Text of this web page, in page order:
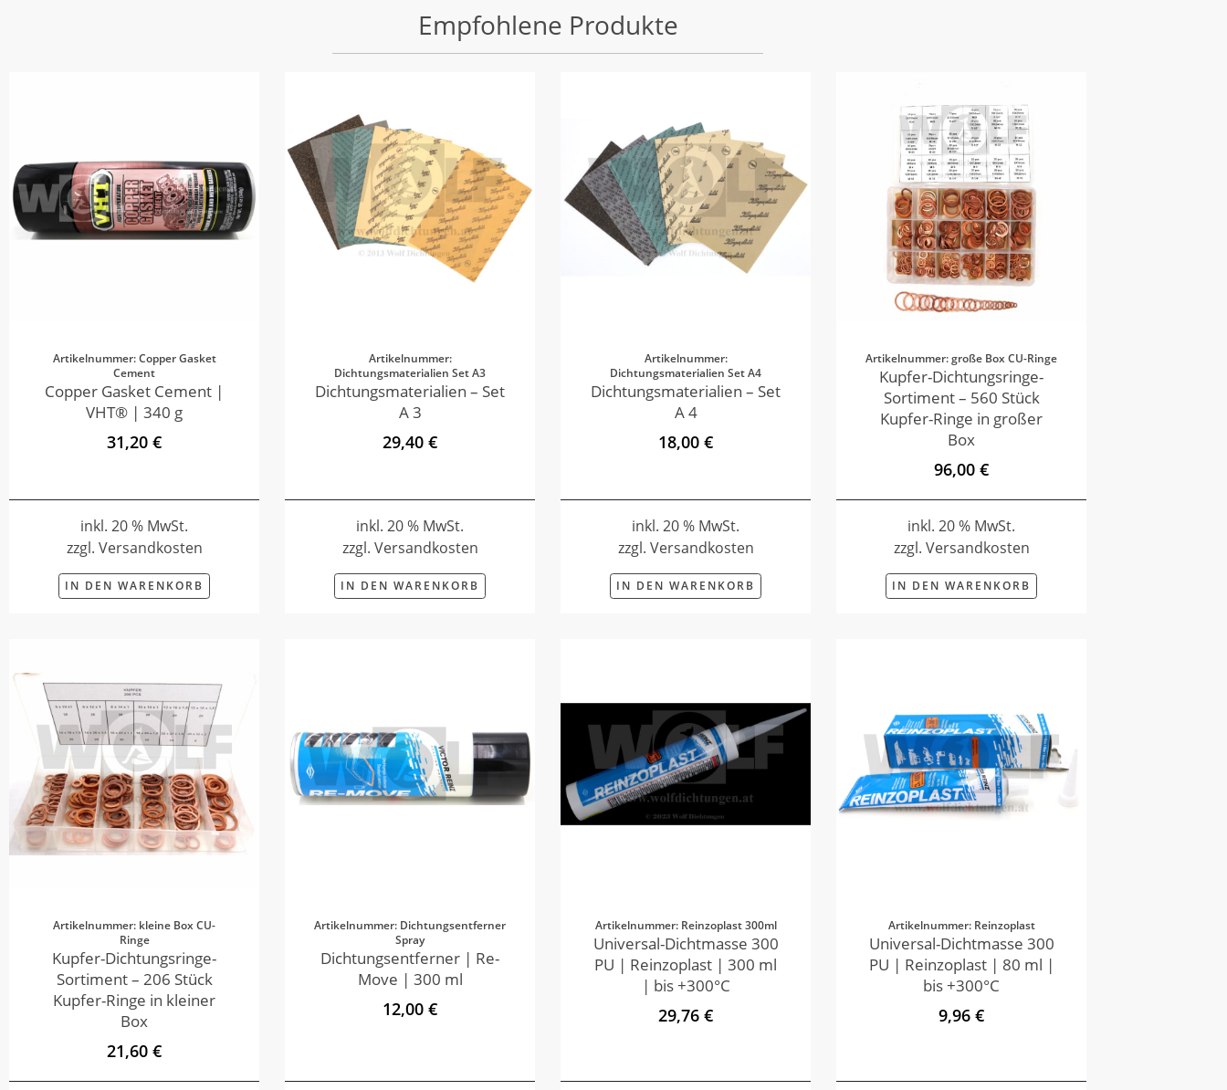
Empfohlene Produkte
Artikelnummer: Copper Gasket
Cement
Copper Gasket Cement |
VHT® | 340 g
31,20 €
inkl. 20 % MwSt.
zzgl. Versandkosten
IN DEN WARENKORB
Artikelnummer:
Dichtungsmaterialien Set A3
Dichtungsmaterialien – Set
A 3
29,40 €
inkl. 20 % MwSt.
zzgl. Versandkosten
IN DEN WARENKORB
Artikelnummer:
Dichtungsmaterialien Set A4
Dichtungsmaterialien – Set
A 4
18,00 €
inkl. 20 % MwSt.
zzgl. Versandkosten
IN DEN WARENKORB
Artikelnummer: große Box CU-Ringe
Kupfer-Dichtungsringe-
Sortiment – 560 Stück
Kupfer-Ringe in großer
Box
96,00 €
inkl. 20 % MwSt.
zzgl. Versandkosten
IN DEN WARENKORB
Artikelnummer: kleine Box CU-
Ringe
Kupfer-Dichtungsringe-
Sortiment – 206 Stück
Kupfer-Ringe in kleiner
Box
21,60 €
Artikelnummer: Dichtungsentferner
Spray
Dichtungsentferner | Re-
Move | 300 ml
12,00 €
Artikelnummer: Reinzoplast 300ml
Universal-Dichtmasse 300
PU | Reinzoplast | 300 ml
| bis +300°C
29,76 €
Artikelnummer: Reinzoplast
Universal-Dichtmasse 300
PU | Reinzoplast | 80 ml |
bis +300°C
9,96 €